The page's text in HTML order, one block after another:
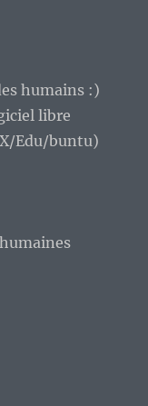
humains :)
libre
Edu/buntu)